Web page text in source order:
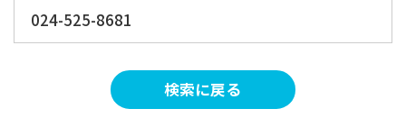
024-525-8681
検索に戻る